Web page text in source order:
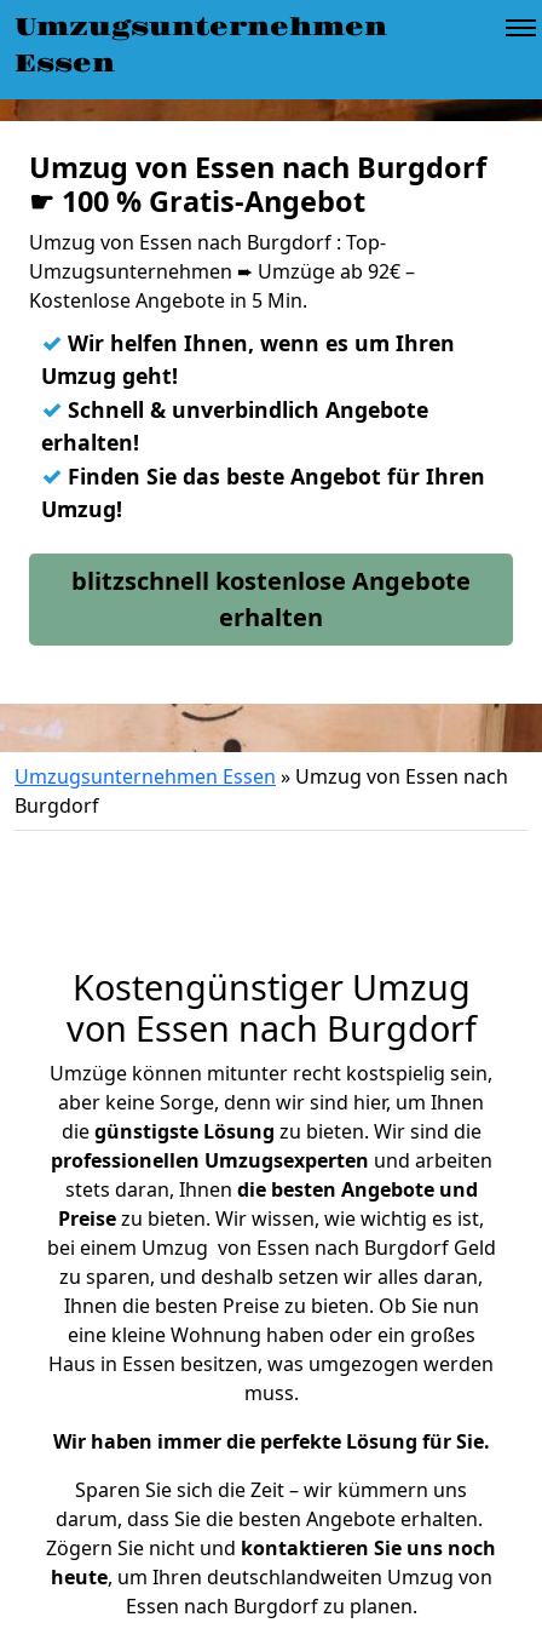
Umzugsunternehmen
Essen
Umzug von Essen nach Burgdorf
☛ 100 % Gratis-Angebot
Umzug von Essen nach Burgdorf : Top-
Umzugsunternehmen ➨ Umzüge ab 92€ –
Kostenlose Angebote in 5 Min.
✓ Wir helfen Ihnen, wenn es um Ihren
Umzug geht!
✓ Schnell & unverbindlich Angebote
erhalten!
✓ Finden Sie das beste Angebot für Ihren
Umzug!
blitzschnell kostenlose Angebote
erhalten
Umzugsunternehmen Essen » Umzug von Essen nach
Burgdorf
Kostengünstiger Umzug
von Essen nach Burgdorf
Umzüge können mitunter recht kostspielig sein,
aber keine Sorge, denn wir sind hier, um Ihnen
diegünstigste Lösung zu bieten. Wir sind die
professionellen Umzugsexperten und arbeiten
stets daran, Ihnen die besten Angebote und
Preisezu bieten. Wir wissen, wie wichtig es ist,
bei einem Umzug von Essen nach Burgdorf Geld
zu sparen, und deshalb setzen wir alles daran,
Ihnen die besten Preise zu bieten. Ob Sie nun
eine kleine Wohnung haben oder ein großes
Haus in Essen besitzen, was umgezogen werden
muss.
Wir haben immer die perfekte Lösung für Sie.
Sparen Sie sich die Zeit – wir kümmern uns
darum, dass Sie die besten Angebote erhalten.
Zögern Sie nicht und kontaktieren Sie uns noch
heute, um Ihren deutschlandweiten Umzug von
Essen nach Burgdorf zu planen.